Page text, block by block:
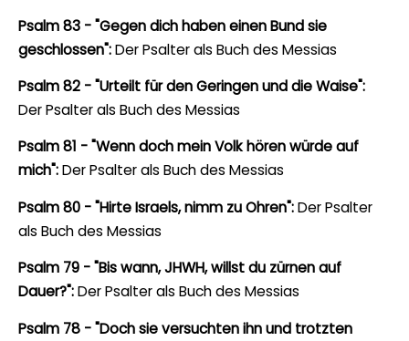
Psalm 83 - "Gegen dich haben einen Bund sie
geschlossen":Der Psalter als Buch des Messias
Psalm 82 - "Urteilt für den Geringen und die Waise":
Der Psalter als Buch des Messias
Psalm 81 - "Wenn doch mein Volk hören würde auf
mich":Der Psalter als Buch des Messias
Psalm 80 - "Hirte Israels, nimm zu Ohren":Der Psalter
als Buch des Messias
Psalm 79 - "Bis wann, JHWH, willst du zürnen auf
Dauer?":Der Psalter als Buch des Messias
Psalm 78 - "Doch sie versuchten ihn und trotzten